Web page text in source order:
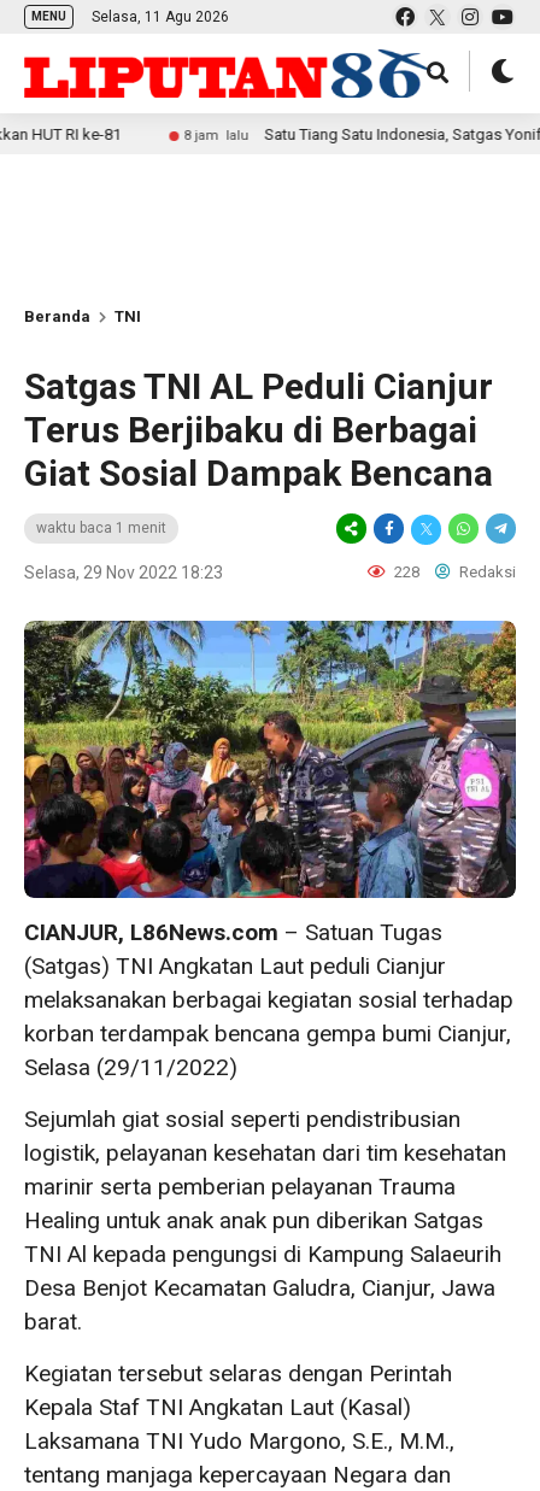
MENU Selasa, 11 Agu 2026
ke-81 8 jam lalu Satu Tiang Satu Indonesia, Satgas Yonif 2
Beranda TNI
Satgas TNI AL Peduli Cianjur
Terus Berjibaku di Berbagai
Giat Sosial Dampak Bencana
waktu baca 1 menit
Selasa, 29 Nov 2022 18:23 228 Redaksi
CIANJUR, L86News.com – Satuan Tugas
(Satgas) TNI Angkatan Laut peduli Cianjur
melaksanakan berbagai kegiatan sosial terhadap
korban terdampak bencana gempa bumi Cianjur,
Selasa (29/11/2022)
Sejumlah giat sosial seperti pendistribusian
logistik, pelayanan kesehatan dari tim kesehatan
marinir serta pemberian pelayanan Trauma
Healing untuk anak anak pun diberikan Satgas
TNI Al kepada pengungsi di Kampung Salaeurih
Desa Benjot Kecamatan Galudra, Cianjur, Jawa
barat.
Kegiatan tersebut selaras dengan Perintah
Kepala Staf TNI Angkatan Laut (Kasal)
Laksamana TNI Yudo Margono, S.E., M.M.,
tentang manjaga kepercayaan Negara dan